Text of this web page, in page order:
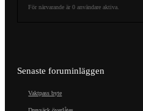
För närvarande är 0 användare aktiva.
Senaste foruminläggen
Vaktpass byte